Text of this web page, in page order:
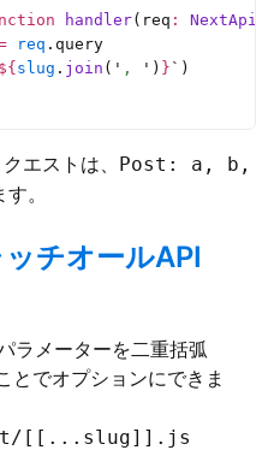
handler(req :
req .query
${ slug . join ( ' , ' ) } ` )
エストは、 Post: a, b,
。
チオールAPI
ラメーターを二重括弧
とでオプションにできま
[[...slug]].js